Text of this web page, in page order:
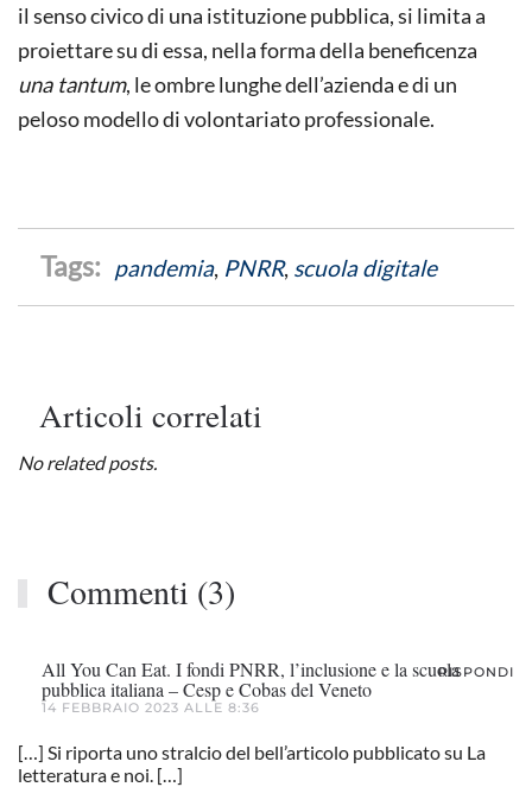
il senso civico di una istituzione pubblica, si limita a
proiettare su di essa, nella forma della beneficenza
una tantum, le ombre lunghe dell’azienda e di un
peloso modello di volontariato professionale.
pandemia, PNRR, scuola digitale
Articoli correlati
No related posts.
Commenti (3)
All You Can Eat. I fondi PNRR, l’inclusione e la scuola
pubblica italiana – Cesp e Cobas del Veneto
14 FEBBRAIO 2023 ALLE 8:36
RISPONDI
[…] Si riporta uno stralcio del bell’articolo pubblicato su La
letteratura e noi. […]